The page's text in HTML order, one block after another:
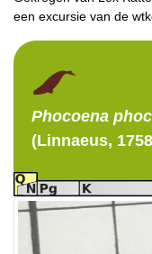
een excursie van de
Phocoena
(Linnaeus,